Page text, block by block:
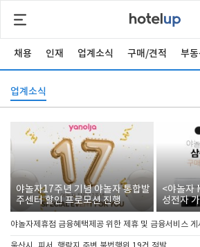
채용 인재 업계소식 구매/견적 부
업계소식
야놀자17주년 기념 야놀자 통합발
주센터 할인 프로모션 진행
<야놀자
성전자
야놀자제휴점 금융혜택제공 위한 제휴 및 금융서비스 게